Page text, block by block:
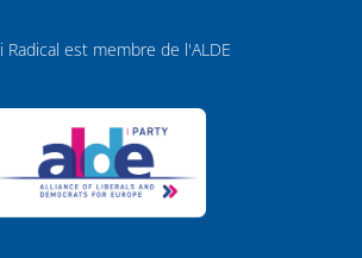
Radical est membre de l'ALDE